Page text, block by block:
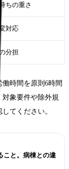
ちの重さ
対応
分担
時間を原則6時間
象要件や除外規
てください。
こと。病棟との違